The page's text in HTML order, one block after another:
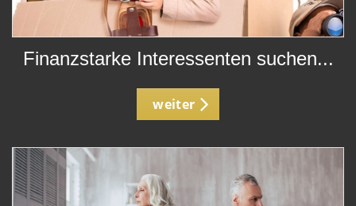
Finanzstarke Interessenten suchen...
weiter